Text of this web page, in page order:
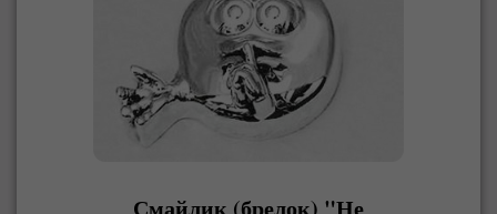
Смайлик (брелок) "Не